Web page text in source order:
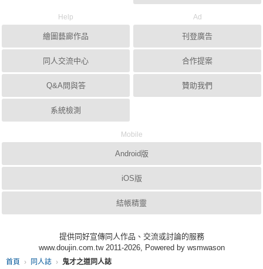
首頁 同人誌 鬼才之道同人誌
Help
繪圖藝廊作品
同人交流中心
Q&A問與答
系統檢測
Ad
刊登廣告
合作提案
贊助我們
Mobile
Android版
iOS版
結帳精靈
提供同好宣傳同人作品、交流或討論的服務
www.doujin.com.tw 2011-2026, Powered by wsmwason